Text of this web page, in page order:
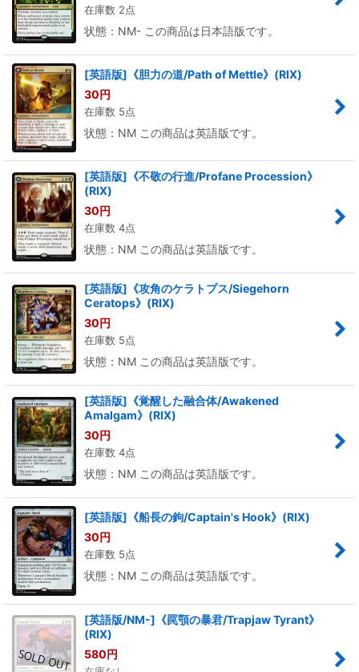
在庫数 2点
状態：NM- この商品は日本語版です。
[英語版]《胆力の道/Path of Mettle》(RIX)
30円
在庫数 5点
状態：NM この商品は英語版です。
[英語版]《不敬の行進/Profane Procession》
(RIX)
30円
在庫数 4点
状態：NM この商品は英語版です。
[英語版]《攻角のケラトプス/Siegehorn
Ceratops》(RIX)
30円
在庫数 5点
状態：NM この商品は英語版です。
[英語版]《覚醒した融合体/Awakened
Amalgam》(RIX)
30円
在庫数 4点
状態：NM この商品は英語版です。
[英語版]《船長の鉤/Captain's Hook》(RIX)
30円
在庫数 5点
状態：NM この商品は英語版です。
[英語版/NM-]《罠顎の暴君/Trapjaw Tyrant》
(RIX)
580円